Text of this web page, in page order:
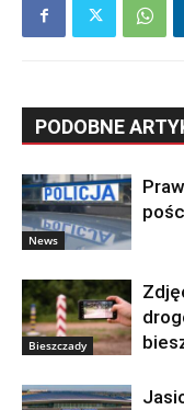
PODOBNE
News
Bieszczady